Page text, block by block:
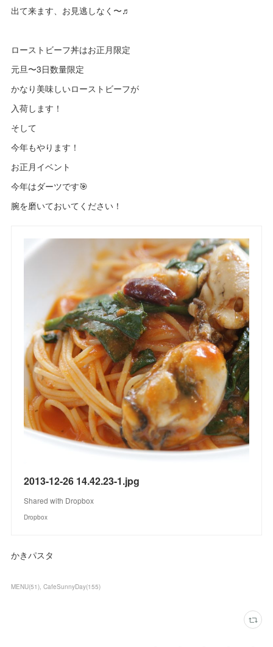
出て来ます、お見逃しなく〜♬
ローストビーフ丼はお正月限定
元旦〜3日数量限定
かなり美味しいローストビーフが
入荷します！
そして
今年もやります！
お正月イベント
今年はダーツです🎯
腕を磨いておいてください！
2013-12-26 14.42.23-1.jpg
Shared with Dropbox
Dropbox
かきパスタ
MENU(51) CafeSunnyDay(155)